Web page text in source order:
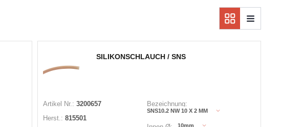
SILIKONSCHLAUCH / SNS
Artikel Nr.: 3200657
Herst.: 815501
Bezeichnung:
SNS10.2 NW 10 X 2 MM
10mm